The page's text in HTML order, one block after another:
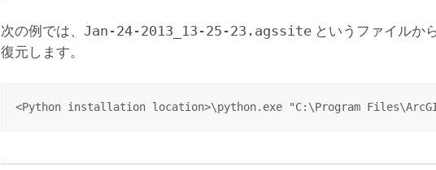
次の例では、 Jan-24-2013_13-25-23.agssite というファイルか
復元します。
<Python installation location>\python.exe "C:\Program